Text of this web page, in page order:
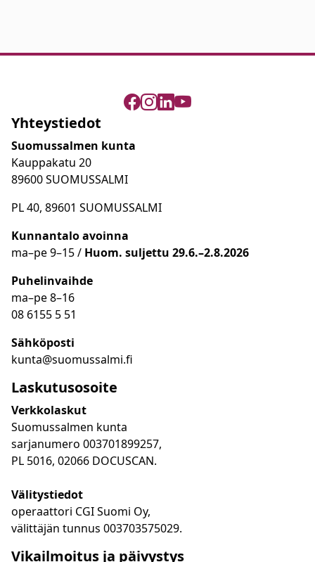
Yhteystiedot
Suomussalmen kunta
Kauppakatu 20
89600 SUOMUSSALMI
PL 40, 89601 SUOMUSSALMI
Kunnantalo avoinna
ma–pe 9–15 / Huom. suljettu 29.6.–2.8.2026
Puhelinvaihde
ma–pe 8–16
08 6155 5 51
Sähköposti
kunta@suomussalmi.fi
Laskutusosoite
Verkkolaskut
Suomussalmen kunta
sarjanumero 003701899257,
PL 5016, 02066 DOCUSCAN.
Välitystiedot
operaattori CGI Suomi Oy,
välittäjän tunnus 003703575029.
Vikailmoitus ja päivystys